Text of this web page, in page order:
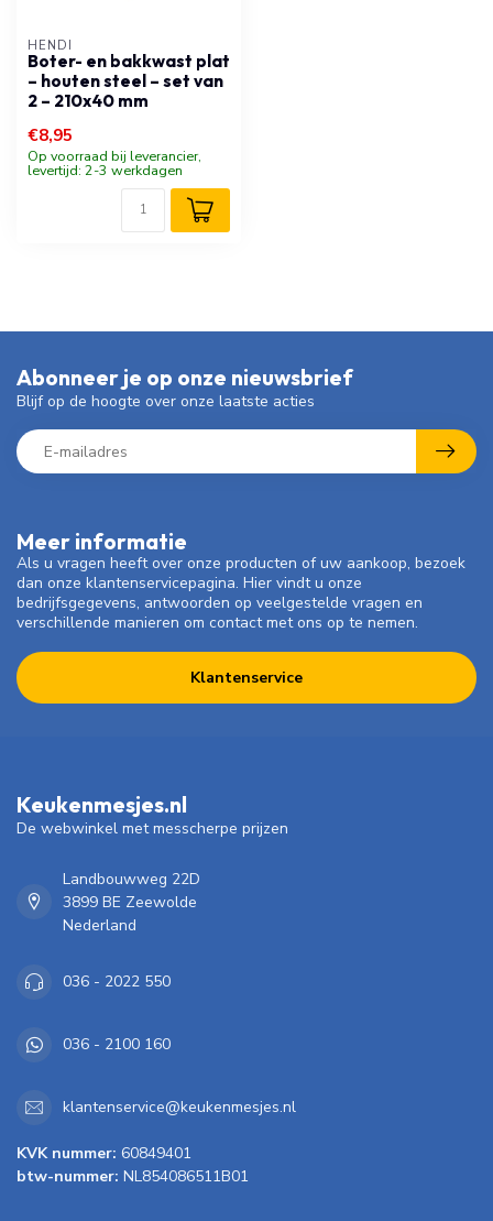
HENDI
Boter- en bakkwast plat
– houten steel – set van
2 – 210x40 mm
€8,95
Op voorraad bij leverancier,
levertijd: 2-3 werkdagen
Meer informatie
Als u vragen heeft over onze producten of uw aankoop, bezoek
dan onze klantenservicepagina. Hier vindt u onze
bedrijfsgegevens, antwoorden op veelgestelde vragen en
verschillende manieren om contact met ons op te nemen.
Klantenservice
Abonneer je op onze nieuwsbrief
Blijf op de hoogte over onze laatste acties
Keukenmesjes.nl
De webwinkel met messcherpe prijzen
Landbouwweg 22D
3899 BE Zeewolde
Nederland
036 - 2022 550
036 - 2100 160
klantenservice@keukenmesjes.nl
KVK nummer: 60849401
btw-nummer: NL854086511B01